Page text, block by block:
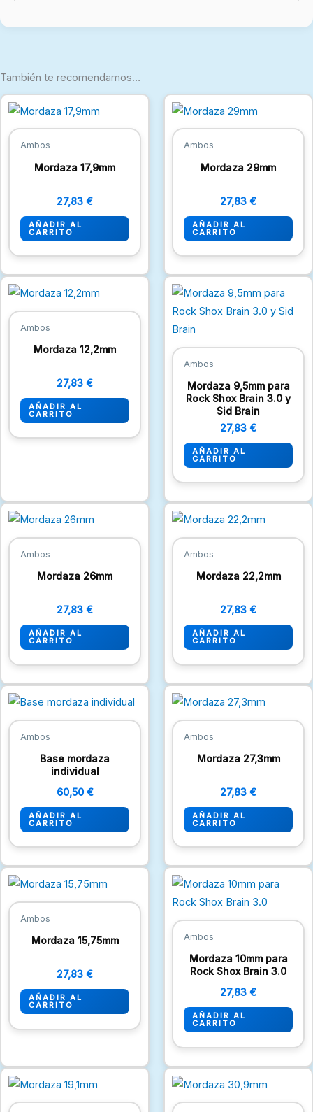
También te recomendamos…
Ambos
Mordaza 17,9mm
27,83 €
AÑADIR AL
CARRITO
Ambos
Mordaza 29mm
27,83 €
AÑADIR AL
CARRITO
Ambos
Mordaza 12,2mm
27,83 €
AÑADIR AL
CARRITO
Ambos
Mordaza 9,5mm para
Rock Shox Brain 3.0 y
Sid Brain
27,83 €
AÑADIR AL
CARRITO
Ambos
Mordaza 26mm
27,83 €
AÑADIR AL
CARRITO
Ambos
Mordaza 22,2mm
27,83 €
AÑADIR AL
CARRITO
Ambos
Base mordaza
individual
60,50 €
AÑADIR AL
CARRITO
Ambos
Mordaza 27,3mm
27,83 €
AÑADIR AL
CARRITO
Ambos
Mordaza 15,75mm
27,83 €
AÑADIR AL
CARRITO
Ambos
Mordaza 10mm para
Rock Shox Brain 3.0
27,83 €
AÑADIR AL
CARRITO